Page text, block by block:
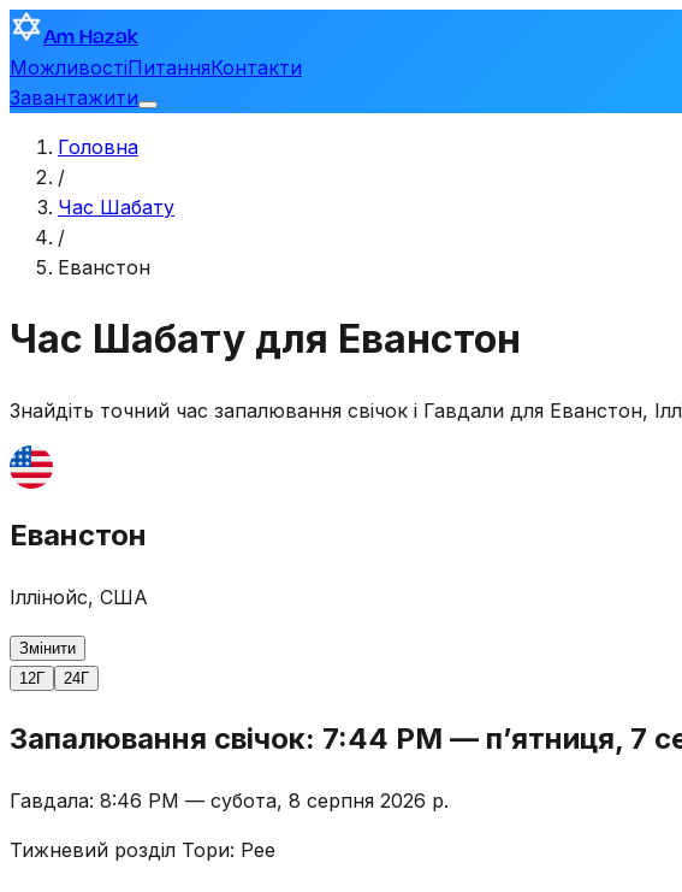
Am Hazak
МожливостіПитанняКонтакти
Завантажити
Головна
/
Час Шабату
/
Еванстон
Час Шабату для Еванстон
Знайдіть точний час запалювання свічок і Гавдали для Еванстон,
Еванстон
Іллінойс, США
Змінити
12Г
24Г
Запалювання свічок: 7:44 PM — пʼятниця, 7
Гавдала: 8:46 PM — субота, 8 серпня 2026 р.
Тижневий розділ Тори: Рее